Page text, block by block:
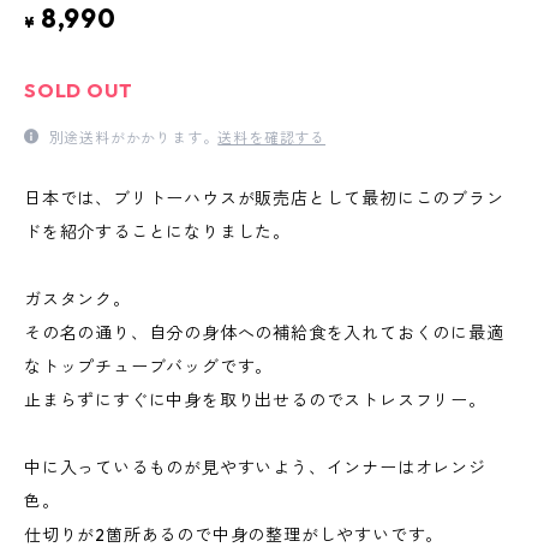
¥ 8,990
SOLD OUT
別途送料がかかります。送料を確認する
日本では、ブリトーハウスが販売店として最初にこのブラン
ドを紹介することになりました。
ガスタンク。
その名の通り、自分の身体への補給食を入れておくのに最適
なトップチューブバッグです。
止まらずにすぐに中身を取り出せるのでストレスフリー。
中に入っているものが見やすいよう、インナーはオレンジ
色。
仕切りが2箇所あるので中身の整理がしやすいです。